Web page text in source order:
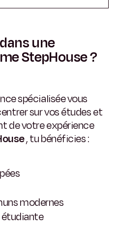
une
StepHouse ?
spécialisée vous
sur vos études et
de votre expérience
, tu bénéficies :
modernes